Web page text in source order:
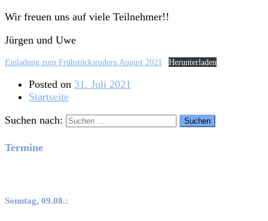
Wir freuen uns auf viele Teilnehmer!!
Jürgen und Uwe
Einladung zum Frühstücksrudern August 2021 Herunterladen
Posted on 31. Juli 2021
Startseite
Suchen nach:
Termine
Sonntag, 09.08.: